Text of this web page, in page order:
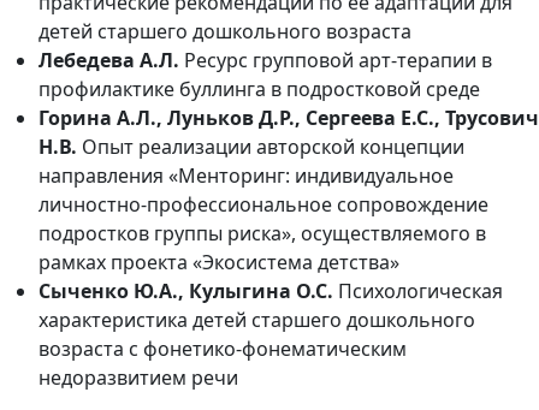
детей старшего дошкольного возраста
Лебедева А.Л. Ресурс групповой арт-терапии в
профилактике буллинга в подростковой среде
Горина А.Л., Луньков Д.Р., Сергеева Е.С., Трусович
Н.В. Опыт реализации авторской концепции
направления «Менторинг: индивидуальное
личностно-профессиональное сопровождение
подростков группы риска», осуществляемого в
рамках проекта «Экосистема детства»
Сыченко Ю.А., Кулыгина О.С. Психологическая
характеристика детей старшего дошкольного
возраста с фонетико-фонематическим
недоразвитием речи